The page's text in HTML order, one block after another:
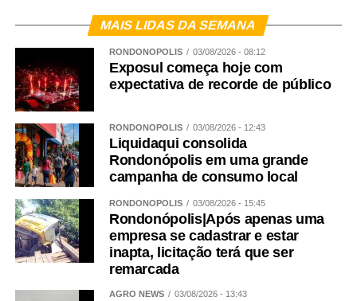
MAIS LIDAS DA SEMANA
RONDONÓPOLIS 03/08/2026 - 08:12
Exposul começa hoje com
expectativa de recorde de público
RONDONÓPOLIS 03/08/2026 - 12:43
Liquidaqui consolida
Rondonópolis em uma grande
campanha de consumo local
RONDONÓPOLIS 03/08/2026 - 15:45
Rondonópolis|Após apenas uma
empresa se cadastrar e estar
inapta, licitação terá que ser
remarcada
AGRO NEWS 03/08/2026 - 13:43